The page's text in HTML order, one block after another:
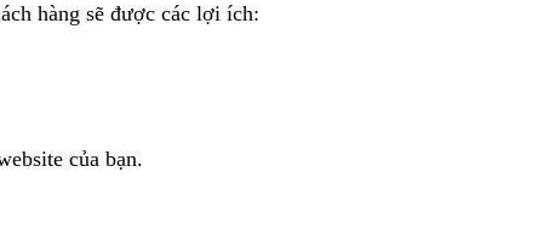
hàng sẽ được các lợi ích:
của bạn.